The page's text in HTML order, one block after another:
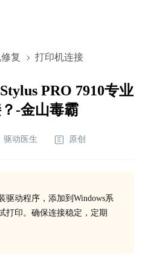
复 打印机连接
PRO 7910专业
-金山毒霸
驱动医生 原创
驱动程序，添加到Windows系
打印。确保连接稳定，定期